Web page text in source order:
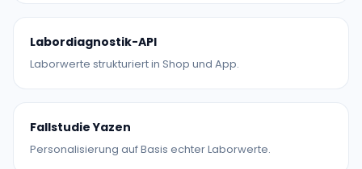
Labordiagnostik-API
Laborwerte strukturiert in Shop und App.
Fallstudie Yazen
Personalisierung auf Basis echter Laborwerte.